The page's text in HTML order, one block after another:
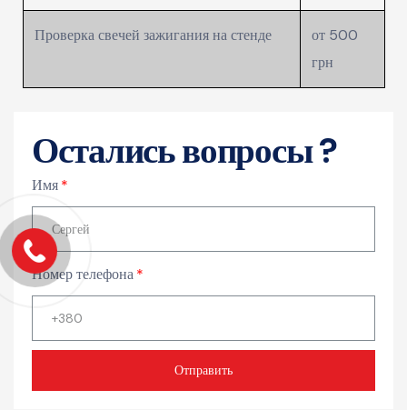
Проверка свечей зажигания на стенде
от 500
грн
Остались вопросы ?
Имя
Номер телефона
Отправить